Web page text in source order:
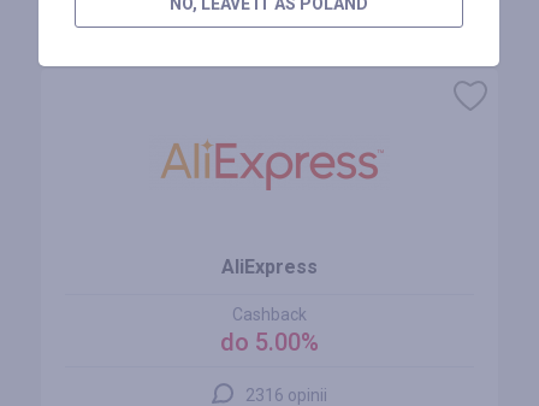
Podobne sklepy
AliExpress
Cashback
do 5.00%
2316 opinii